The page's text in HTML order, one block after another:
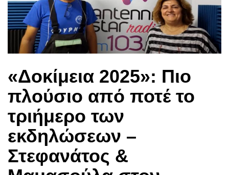
«Δοκίμεια 2025»: Πιο
πλούσιο από ποτέ το
τριήμερο των
εκδηλώσεων –
Στεφανάτος &